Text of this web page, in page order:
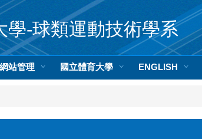
學-球類運動技術學系
網站管理 國立體育大學 ENGLISH